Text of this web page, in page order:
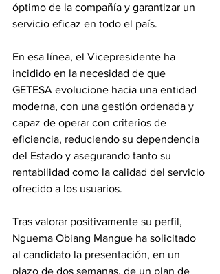
óptimo de la compañía y garantizar un
servicio eficaz en todo el país.
En esa línea, el Vicepresidente ha
incidido en la necesidad de que
GETESA evolucione hacia una entidad
moderna, con una gestión ordenada y
capaz de operar con criterios de
eficiencia, reduciendo su dependencia
del Estado y asegurando tanto su
rentabilidad como la calidad del servicio
ofrecido a los usuarios.
Tras valorar positivamente su perfil,
Nguema Obiang Mangue ha solicitado
al candidato la presentación, en un
plazo de dos semanas, de un plan de